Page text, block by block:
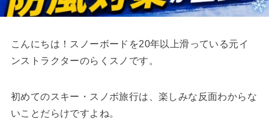
こんにちは！スノーボードを20年以上滑っている元イ
ンストラクターのらくスノです。
初めてのスキー・スノボ旅行は、楽しみな反面わからな
いことだらけですよね。